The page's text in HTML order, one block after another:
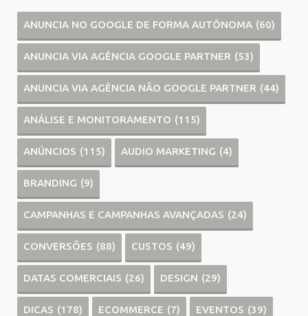
ANUNCIA NO GOOGLE DE FORMA AUTÔNOMA (60)
ANUNCIA VIA AGÊNCIA GOOGLE PARTNER (53)
ANUNCIA VIA AGÊNCIA NÃO GOOGLE PARTNER (44)
ANÁLISE E MONITORAMENTO (115)
ANÚNCIOS (115) AUDIO MARKETING (4)
BRANDING (9)
CAMPANHAS E CAMPANHAS AVANÇADAS (24)
CONVERSÕES (88) CUSTOS (49)
DATAS COMERCIAIS (26) DESIGN (29)
DICAS (178) ECOMMERCE (7) EVENTOS (39)